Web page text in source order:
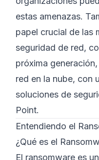
estas amenazas.
papel crucial de las
seguridad de red,
próxima
red en la nube, con
soluciones de
Point.
Entendiendo el
¿Qué es el
El ransomware es